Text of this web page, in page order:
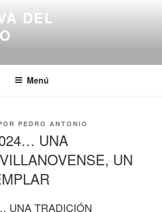
DEL
Menú
PEDRO ANTONIO
UNA
UN
UNA TRADICIÓN